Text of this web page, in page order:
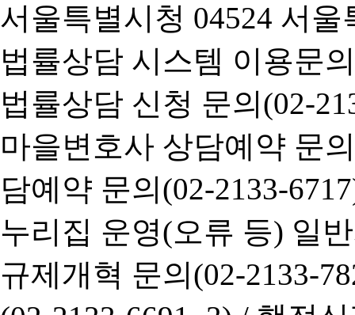
서울특별시청 04524 서
법률상담 시스템 이용문
법률상담 신청 문의(02-
마을변호사 상담예약 문
담예약 문의(02-2133-
누리집 운영(오류 등) 일
규제개혁 문의(02-2133-